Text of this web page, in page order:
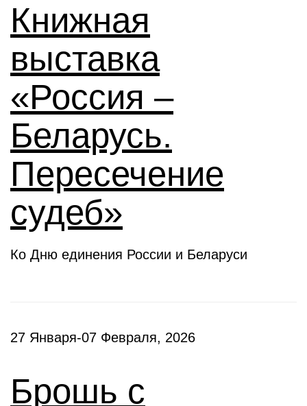
Книжная
выставка
«Россия –
Беларусь.
Пересечение
судеб»
Ко Дню единения России и Беларуси
27 Января-07 Февраля, 2026
Брошь с